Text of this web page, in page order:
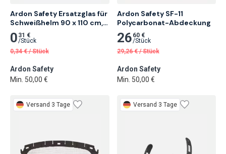
Ardon Safety Ersatzglas für
Schweißhelm 90 x 110 cm,
Klar
0 31 €
/Stück
0,34 € /Stück
Ardon Safety
Min. 50,00 €
Ardon Safety SF-11
Polycarbonat-Abdeckung
26 60 €
/Stück
29,26 € /Stück
Ardon Safety
Min. 50,00 €
Versand 3 Tage Versand 3 Tage